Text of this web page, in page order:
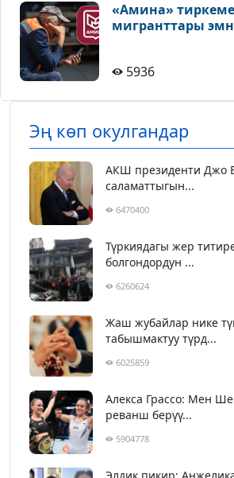
«Амина»
мигранттары
5936
Эң көп окулгандар
АКШ президенти Джо
саламаттыгын...
6470400
Түркиядагы жер
болгондордун ...
6260624
Жаш жубайлар нике
табышмактуу түрд...
6025859
Алекса Грассо: Мен
реванш берүү...
5904778